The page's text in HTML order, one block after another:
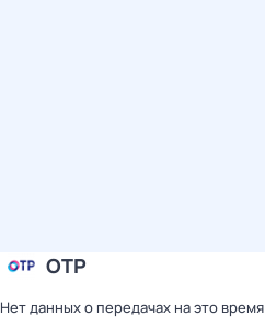
ОТР
Нет данных о передачах на это время